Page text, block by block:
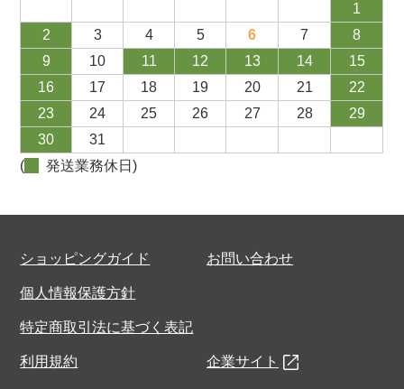
1
2
3 4 5 6 7
8
9
10 11 12 13 14
15
16
17 18 19 20 21
22
23
24 25 26 27 28
29
30
31
(
発送業務休日)
ショッピングガイド お問い合わせ
個人情報保護方針
特定商取引法に基づく表記
利用規約 企業サイト